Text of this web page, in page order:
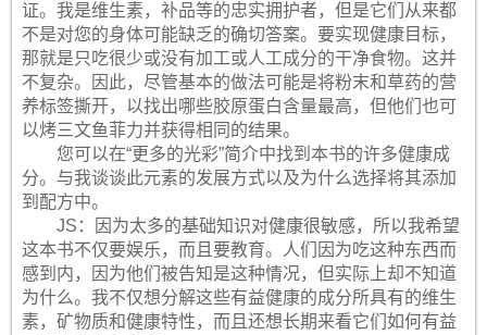
证。我是维生素，补品等的忠实拥护者，但是它们从来都
不是对您的身体可能缺乏的确切答案。要实现健康目标，
那就是只吃很少或没有加工或人工成分的干净食物。这并
不复杂。因此，尽管基本的做法可能是将粉末和草药的营
养标签撕开，以找出哪些胶原蛋白含量最高，但他们也可
以烤三文鱼菲力并获得相同的结果。
您可以在“更多的光彩”简介中找到本书的许多健康成
分。与我谈谈此元素的发展方式以及为什么选择将其添加
到配方中。
JS：因为太多的基础知识对健康很敏感，所以我希望
这本书不仅要娱乐，而且要教育。人们因为吃这种东西而
感到内，因为他们被告知是这种情况，但实际上却不知道
为什么。我不仅想分解这些有益健康的成分所具有的维生
素，矿物质和健康特性，而且还想长期来看它们如何有益